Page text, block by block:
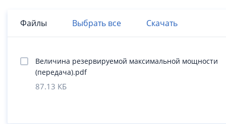
Файлы Выбрать все Скачать
Величина резервируемой максимальной мощности
(передача).pdf
87.13 КБ